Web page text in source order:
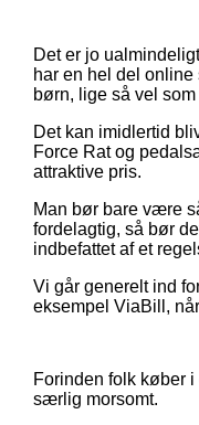
Det er jo
har en hel del
børn, lige så vel
Det kan imidlertid
Force Rat og
attraktive pris.
Man bør bare være
fordelagtig, så bør
indbefattet af et
Vi går generelt ind
eksempel ViaBill,
Forinden folk køber
særlig morsomt.